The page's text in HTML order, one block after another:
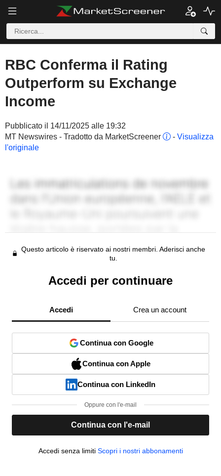
RBC Conferma il Rating
Outperform su Exchange
Income
Pubblicato il 14/11/2025 alle 19:32
MT Newswires - Tradotto da MarketScreener
- Visualizza
l'originale
Questo articolo è riservato ai nostri membri. Aderisci anche
tu.
Accedi per continuare
Accedi Crea un account
Continua con Google
Continua con Apple
Continua con LinkedIn
Oppure con l'e-mail
Continua con l'e-mail
Accedi senza limiti Scopri i nostri abbonamenti